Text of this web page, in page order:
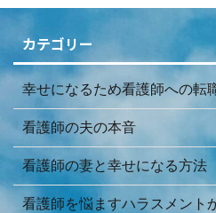
カテゴリー
幸せになるため看護師への転
看護師の夫の本音
看護師の妻と幸せになる方法
看護師を悩ますハラスメント